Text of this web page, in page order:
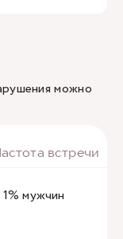
можно
1% мужчин